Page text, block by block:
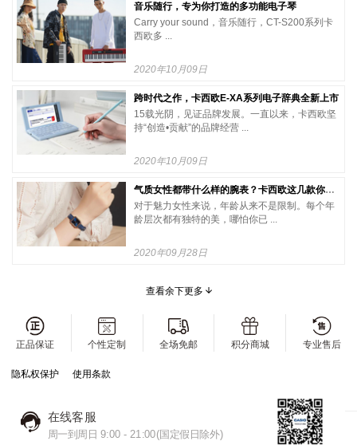
音乐随行，专为你打造的多功能电子琴
Carry your sound，音乐随行，CT-S200系列卡
西欧多 ...
2020年10月09日
跨时代之作，卡西欧E-XA系列电子辞典全新上市
15载光阴，见证品牌发展。一直以来，卡西欧坚
持“创造•贡献”的品牌经营 ...
2020年10月09日
气质女性都带什么样的腕表？卡西欧这几款你不得不知道！
对于魅力女性来说，年龄从来不是限制。每个年
龄层次都有独特的美，哪怕你已 ...
2020年09月28日
查看余下更多
正品保证 个性定制 全场免邮 积分商城 专业售后
隐私权保护 使用条款
在线客服
周一到周日 9:00 - 21:00(国定假日除外)